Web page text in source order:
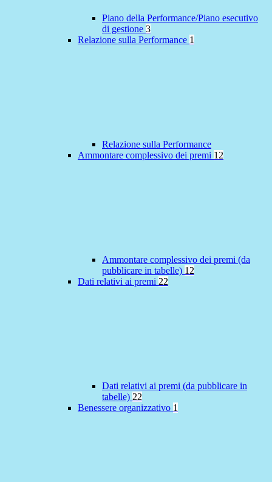
Piano della Performance/Piano esecutivo
di gestione 3
Relazione sulla Performance 1
Relazione sulla Performance
Ammontare complessivo dei premi 12
Ammontare complessivo dei premi (da
pubblicare in tabelle) 12
Dati relativi ai premi 22
Dati relativi ai premi (da pubblicare in
tabelle) 22
Benessere organizzativo 1